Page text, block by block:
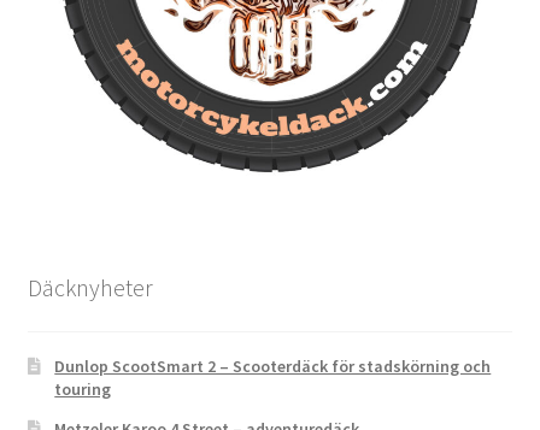
Däcknyheter
Dunlop ScootSmart 2 – Scooterdäck för stadskörning och
touring